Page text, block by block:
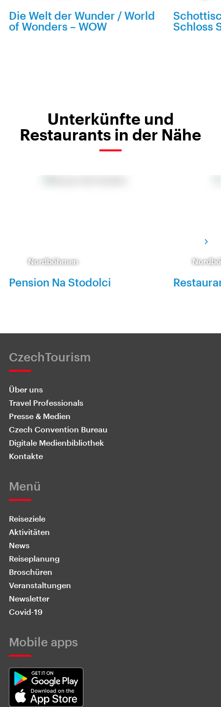
Die Welt der Wunder / World
of Wonders – WOW
Schloss
Unterkünfte und
Restaurants in der Nähe
Nordböhmen
Pension Na Stodolci
CzechTourism
Über uns
Travel Professionals
Presse & Medien
Czech Convention Bureau
Digitale Medienbibliothek
Kontakte
Menü
Reiseziele
Aktivitäten
News
Reiseplanung
Broschüren
Veranstaltungen
Newsletter
Covid-19
Mobile apps